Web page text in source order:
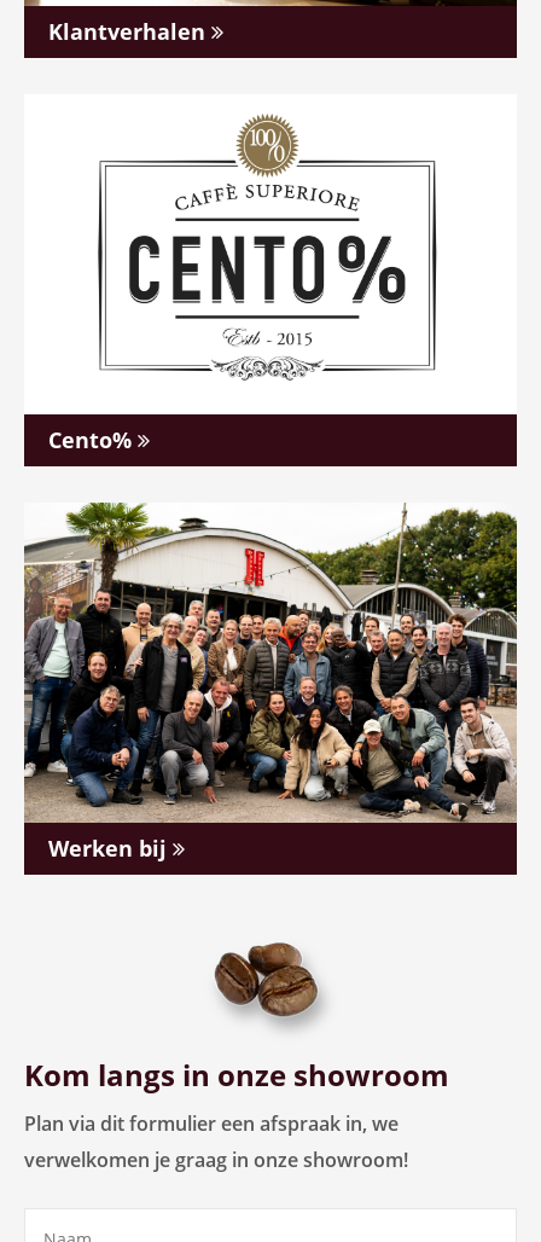
Klantverhalen
Cento%
Werken bij
Kom langs in onze showroom
Plan via dit formulier een afspraak in, we
verwelkomen je graag in onze showroom!